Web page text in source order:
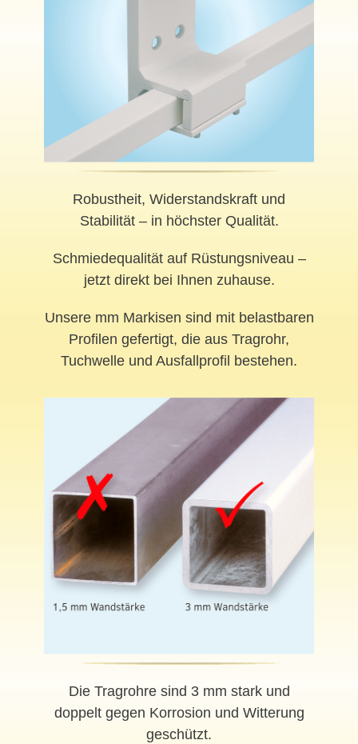
Robustheit, Widerstandskraft und
Stabilität – in höchster Qualität.
Schmiedequalität auf Rüstungsniveau –
jetzt direkt bei Ihnen zuhause.
Unsere mm Markisen sind mit belastbaren
Profilen gefertigt, die aus Tragrohr,
Tuchwelle und Ausfallprofil bestehen.
Die Tragrohre sind 3 mm stark und
doppelt gegen Korrosion und Witterung
geschützt.